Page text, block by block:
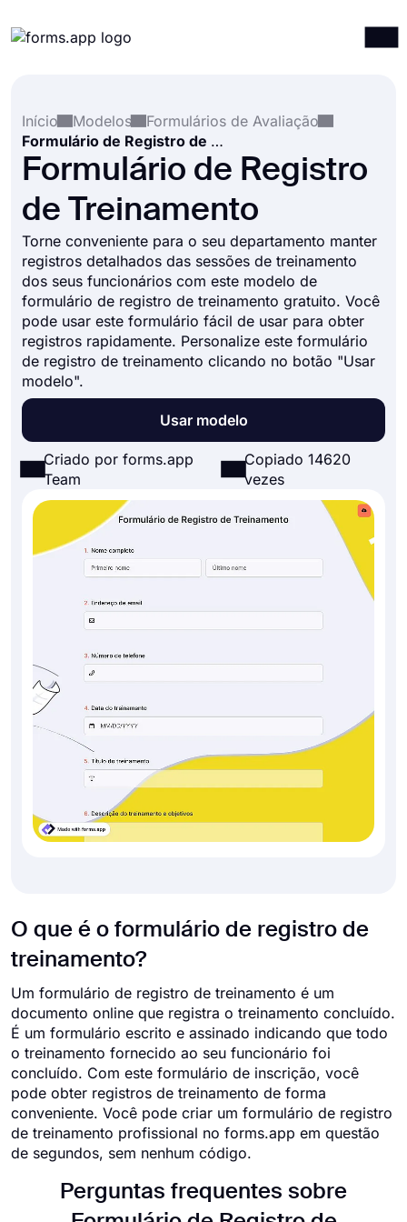
Integrações
Modelos
Recursos
Início
Modelos
Formulários de Avaliação
Formulário de Registro de Treinamento
Formulário de Registro
de Treinamento
Torne conveniente para o seu departamento manter
registros detalhados das sessões de treinamento
dos seus funcionários com este modelo de
formulário de registro de treinamento gratuito. Você
pode usar este formulário fácil de usar para obter
registros rapidamente. Personalize este formulário
de registro de treinamento clicando no botão "Usar
modelo".
Usar modelo
Criado por forms.app
Team
Copiado 14620
vezes
O que é o formulário de registro de
treinamento?
Um formulário de registro de treinamento é um
documento online que registra o treinamento concluído.
É um formulário escrito e assinado indicando que todo
o treinamento fornecido ao seu funcionário foi
concluído. Com este formulário de inscrição, você
pode obter registros de treinamento de forma
conveniente. Você pode criar um formulário de registro
de treinamento profissional no forms.app em questão
de segundos, sem nenhum código.
Perguntas frequentes sobre